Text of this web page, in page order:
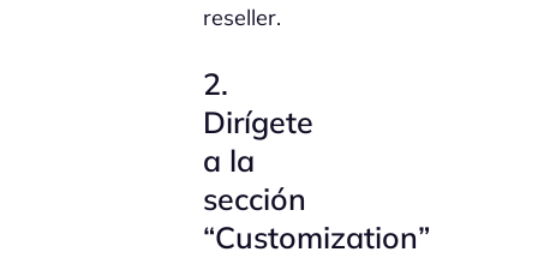
reseller.
2.
Dirígete
a la
sección
“Customization”